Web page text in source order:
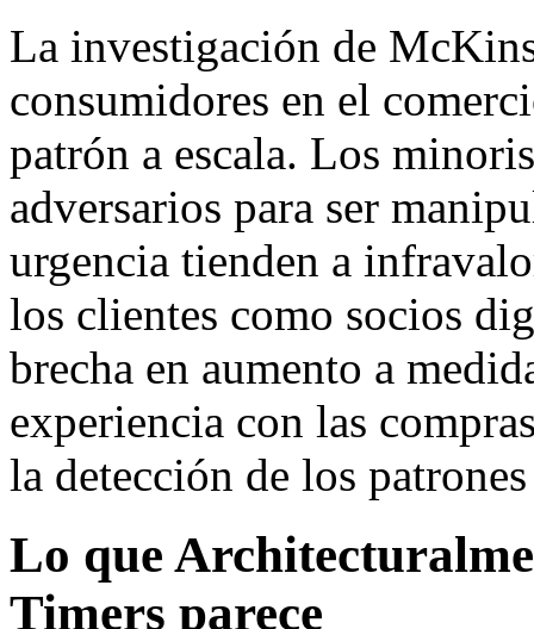
La investigación de
consumidores en el
patrón a escala. Los
adversarios para ser
urgencia tienden a
los clientes como socios
brecha en aumento a
experiencia con las
la detección de los
Lo que
Timers parece